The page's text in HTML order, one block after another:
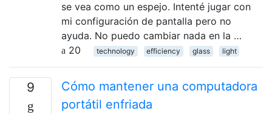
se vea como un espejo. Intenté jugar con
mi configuración de pantalla pero no
ayuda. No puedo cambiar nada en la …
20
technology efficiency glass light
9
Cómo mantener una computadora
portátil enfriada